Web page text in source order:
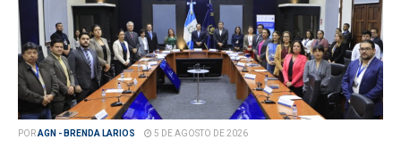
PORAGN - BRENDA LARIOS 5 DE AGOSTO DE 2026